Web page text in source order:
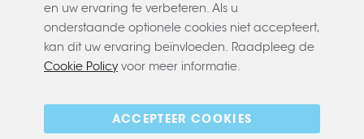
Algemene voorwaarden
Privacy policy
en uw ervaring te verbeteren. Als u
onderstaande optionele cookies niet accepteert,
kan dit uw ervaring beïnvloeden. Raadpleeg de
Cookie Policy voor meer informatie.
ACCEPTEER COOKIES